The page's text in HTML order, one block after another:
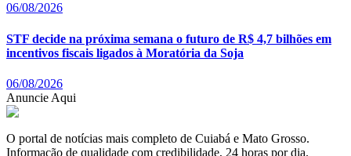
06/08/2026
STF decide na próxima semana o futuro de R$ 4,7 bilhões em
incentivos fiscais ligados à Moratória da Soja
06/08/2026
Anuncie Aqui
O portal de notícias mais completo de Cuiabá e Mato Grosso.
Informação de qualidade com credibilidade, 24 horas por dia.